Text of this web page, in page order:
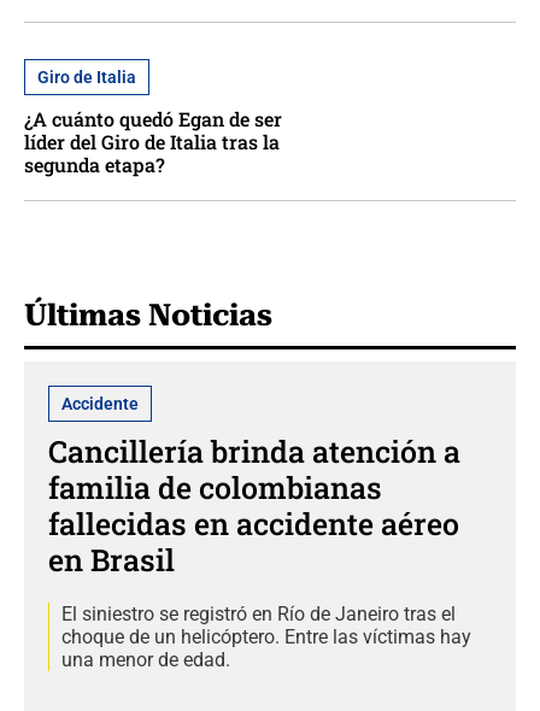
Giro de Italia
¿A cuánto quedó Egan de ser
líder del Giro de Italia tras la
segunda etapa?
Últimas Noticias
Accidente
Cancillería brinda atención a
familia de colombianas
fallecidas en accidente aéreo
en Brasil
El siniestro se registró en Río de Janeiro tras el
choque de un helicóptero. Entre las víctimas hay
una menor de edad.